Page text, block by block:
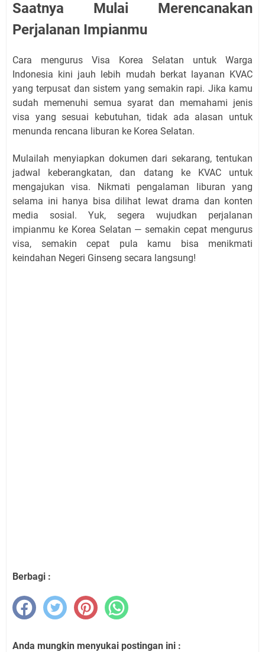
Saatnya Mulai Merencanakan
Perjalanan Impianmu
Cara mengurus Visa Korea Selatan untuk Warga
Indonesia kini jauh lebih mudah berkat layanan KVAC
yang terpusat dan sistem yang semakin rapi. Jika kamu
sudah memenuhi semua syarat dan memahami jenis
visa yang sesuai kebutuhan, tidak ada alasan untuk
menunda rencana liburan ke Korea Selatan.
Mulailah menyiapkan dokumen dari sekarang, tentukan
jadwal keberangkatan, dan datang ke KVAC untuk
mengajukan visa. Nikmati pengalaman liburan yang
selama ini hanya bisa dilihat lewat drama dan konten
media sosial. Yuk, segera wujudkan perjalanan
impianmu ke Korea Selatan — semakin cepat mengurus
visa, semakin cepat pula kamu bisa menikmati
keindahan Negeri Ginseng secara langsung!
Berbagi :
Anda mungkin menyukai postingan ini :